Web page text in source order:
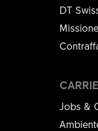
DT
Missione
Jobs &